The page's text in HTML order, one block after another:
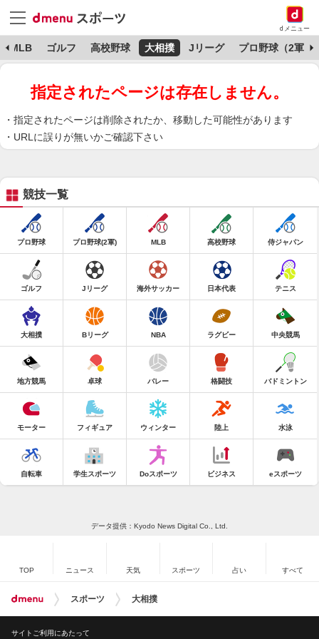
dメニュー
MLB ゴルフ 高校野球 大相撲 Jリーグ プロ野球（2軍）
指定されたページは存在しません。
指定されたページは削除されたか、移動した可能性があります
URLに誤りが無いかご確認下さい
競技一覧
プロ野球 プロ野球(2軍) MLB 高校野球 侍ジャパン
ゴルフ Jリーグ 海外サッカー 日本代表 テニス
大相撲 Bリーグ NBA ラグビー 中央競馬
地方競馬 卓球 バレー 格闘技 バドミントン
モーター フィギュア ウィンター 陸上 水泳
自転車 学生スポーツ Doスポーツ ビジネス eスポーツ
データ提供：Kyodo News Digital Co., Ltd.
TOP ニュース 天気 スポーツ 占い すべて
スポーツ 大相撲
サイトご利用にあたって